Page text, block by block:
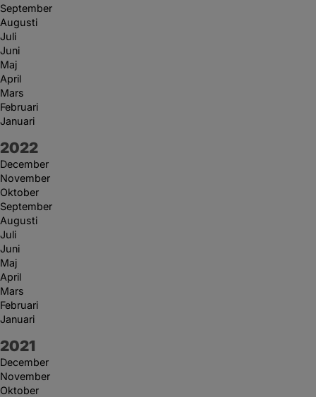
September
Augusti
Juli
Juni
Maj
April
Mars
Februari
Januari
År:
2022
December
November
Oktober
September
Augusti
Juli
Juni
Maj
April
Mars
Februari
Januari
År:
2021
December
November
Oktober